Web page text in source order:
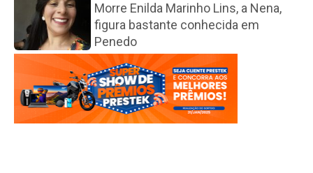
Morre Enilda Marinho Lins, a Nena,
figura bastante conhecida em
Penedo